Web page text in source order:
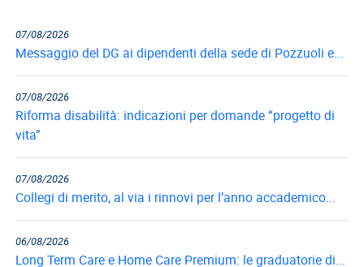
07/08/2026
Messaggio del DG ai dipendenti della sede di Pozzuoli e...
07/08/2026
Riforma disabilità: indicazioni per domande “progetto di
vita”
07/08/2026
Collegi di merito, al via i rinnovi per l’anno accademico...
06/08/2026
Long Term Care e Home Care Premium: le graduatorie di...